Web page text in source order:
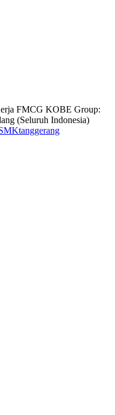
FMCG KOBE Group:
(Seluruh Indonesia)
tanggerang